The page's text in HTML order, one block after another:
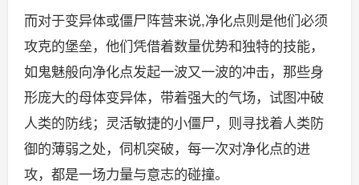
而对于变异体或僵尸阵营来说,净化点则是他们必须
攻克的堡垒，他们凭借着数量优势和独特的技能，
如鬼魅般向净化点发起一波又一波的冲击，那些身
形庞大的母体变异体，带着强大的气场，试图冲破
人类的防线；灵活敏捷的小僵尸，则寻找着人类防
御的薄弱之处，伺机突破，每一次对净化点的进
攻，都是一场力量与意志的碰撞。